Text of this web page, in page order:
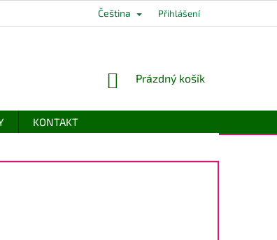
Čeština Přihlášení
NÁKUPNÍ
Prázdný košík
KONTAKT